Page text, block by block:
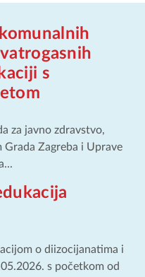
s
za javno zdravstvo,
Zagreba i Uprave
o diizocijanatima i
s početkom od